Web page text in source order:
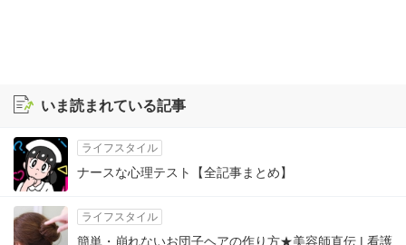
いま読まれている記事
ライフスタイル
ナースな心理テスト【全記事まとめ】
ライフスタイル
簡単・崩れないお団子ヘアの作り方★美容師直伝 | 看護